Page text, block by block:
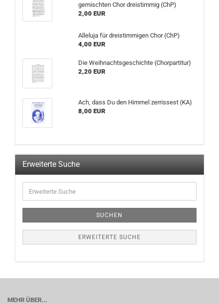
gemischten Chor dreistimmig (ChP)
2,00 EUR
Alleluja für dreistimmigen Chor (ChP)
4,00 EUR
Die Weihnachtsgeschichte (Chorpartitur)
2,20 EUR
Ach, dass Du den Himmel zerrissest (KA)
8,00 EUR
Erweiterte Suche
SUCHEN
ERWEITERTE SUCHE
MEHR ÜBER...